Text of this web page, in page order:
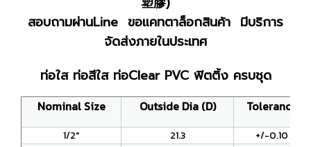
สอบถามผ่านLine ขอแคทตาล็อกสินค้า มีบริการ
จัดส่งภายในประเทศ
ท่อใส ท่อสีใส ท่อClear PVC ฟิตติ้ง ครบชุด
Nominal Size Outside Dia (D) Tolerance
1/2" 21.3
+/-0.10